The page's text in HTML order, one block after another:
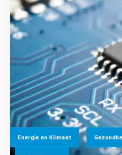
Energie en Klimaat